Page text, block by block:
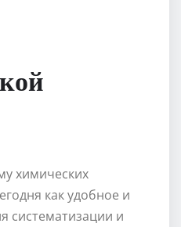
химических
как удобное и
систематизации и